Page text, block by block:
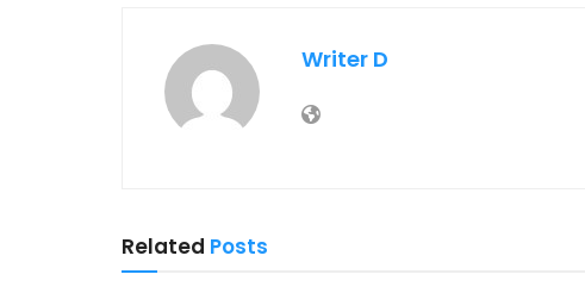
Writer D
Related Posts